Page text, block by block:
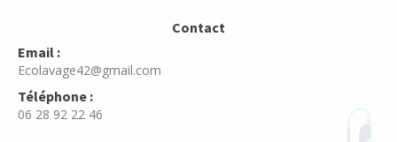
Contact
Email :
Ecolavage42@gmail.com
Téléphone :
06 28 92 22 46